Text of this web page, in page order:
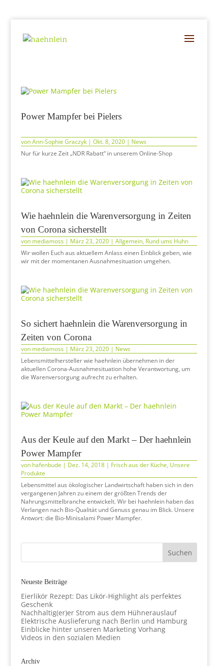
Power Mampfer bei Pielers
vonAnn-Sophie Graczyk| Okt. 8, 2020| News
Nur für kurze Zeit „NDR Rabatt“ in unserem Online-Shop
Wie haehnlein die Warenversorgung in Zeiten
von Corona sicherstellt
von mediamoss| März 23, 2020| Allgemein, Rund ums Huhn
Wir wollen Euch aus aktuellem Anlass einen Einblick geben, wie
wir mit der momentanen Ausnahmesituation umgehen.
So sichert haehnlein die Warenversorgung in
Zeiten von Corona
von mediamoss| März 23, 2020| News
Lebensmittelhersteller wie haehnlein übernehmen in der
aktuellen Corona-Ausnahmesituation hohe Verantwortung, um
die Warenversorgung aufrecht zu erhalten.
Aus der Keule auf den Markt – Der haehnlein
Power Mampfer
von hafenbude | Dez. 14, 2018| Frisch aus der Küche, Unsere
Produkte
Lebensmittel aus ökologischer Landwirtschaft haben sich in den
vergangenen Jahren zu einem der größten Trends der
Nahrungsmittelbranche entwickelt. Wir bei haehnlein haben das
Verlangen nach Bio-Qualität und Genuss genau im Blick. Unsere
Antwort: die Bio-Minisalami Power Mampfer.
Neueste Beiträge
Eierlikör Rezept: Das Likör-Highlight als perfektes
Geschenk
Nachhaltig(er)er Strom aus dem Hühnerauslauf
Elektrische Auslieferung nach Berlin und Hamburg
Einblicke hinter unseren Marketing Vorhang
Videos in den sozialen Medien
Archiv